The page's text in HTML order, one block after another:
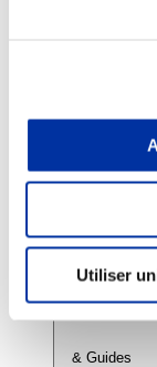
Utiliser
Juste
Info-
& Guides